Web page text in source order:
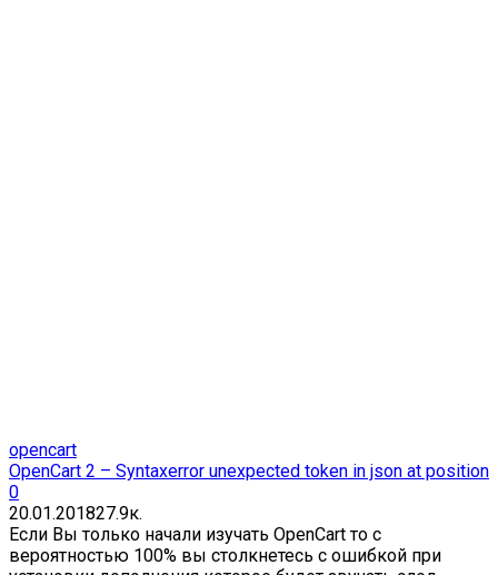
opencart
OpenCart 2 – Syntaxerror unexpected token in json at position
0
20.01.201827.9к.
Если Вы только начали изучать OpenCart то с
вероятностью 100% вы столкнетесь с ошибкой при